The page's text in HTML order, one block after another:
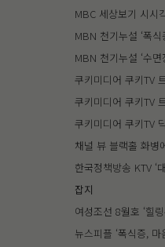
MBC 세상보기 시시
MBN 천기누설 ‘폭식
MBN 천기누설 ‘수면
쿠키미디어 쿠키TV
쿠키미디어 쿠키TV
쿠키미디어 쿠키TV
채널 뷰 블랙홀 화병
한국정책방송 KTV ‘
잡지
여성조선 8월호 ‘힐
뉴스피플 ‘폭식증,